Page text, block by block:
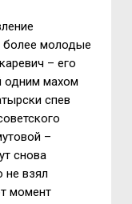
более молодые
– его
одним махом
спев
–
снова
не взял
момент